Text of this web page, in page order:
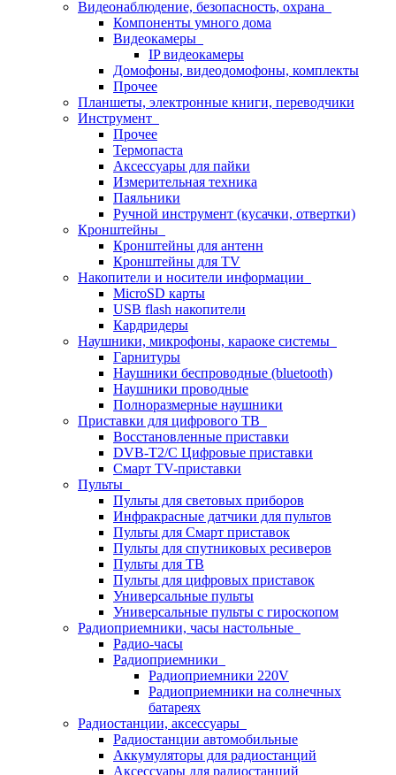
Видеонаблюдение, безопасность, охрана
Компоненты умного дома
Видеокамеры
IP видеокамеры
Домофоны, видеодомофоны, комплекты
Прочее
Планшеты, электронные книги, переводчики
Инструмент
Прочее
Термопаста
Аксессуары для пайки
Измерительная техника
Паяльники
Ручной инструмент (кусачки, отвертки)
Кронштейны
Кронштейны для антенн
Кронштейны для TV
Накопители и носители информации
MicroSD карты
USB flash накопители
Кардридеры
Наушники, микрофоны, караоке системы
Гарнитуры
Наушники беспроводные (bluetooth)
Наушники проводные
Полноразмерные наушники
Приставки для цифрового ТВ
Восстановленные приставки
DVB-T2/C Цифровые приставки
Смарт ТV-приставки
Пульты
Пульты для световых приборов
Инфракрасные датчики для пультов
Пульты для Смарт приставок
Пульты для спутниковых ресиверов
Пульты для ТВ
Пульты для цифровых приставок
Универсальные пульты
Универсальные пульты с гироскопом
Радиоприемники, часы настольные
Радио-часы
Радиоприемники
Радиоприемники 220V
Радиоприемники на солнечных
батареях
Радиостанции, аксессуары
Радиостанции автомобильные
Аккумуляторы для радиостанций
Аксессуары для радиостанций